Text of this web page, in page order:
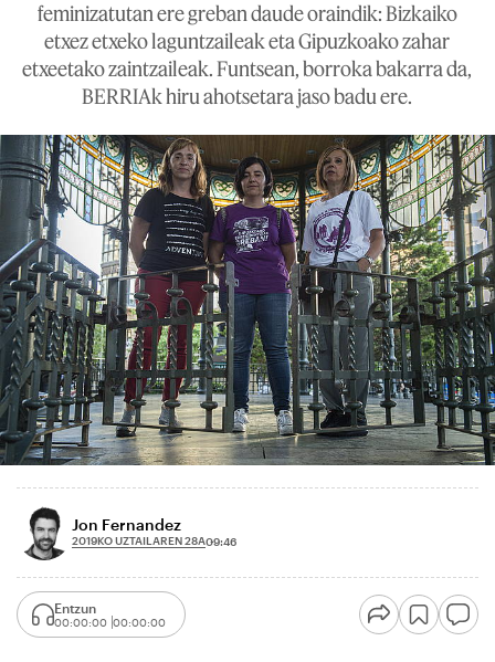
feminizatutan ere greban daude oraindik: Bizkaiko
etxez etxeko laguntzaileak eta Gipuzkoako zahar
etxeetako zaintzaileak. Funtsean, borroka bakarra da,
BERRIAk hiru ahotsetara jaso badu ere.
Jon Fernandez
2019KO UZTAILAREN 28A09:46
Entzun
00:00:00 00:00:00